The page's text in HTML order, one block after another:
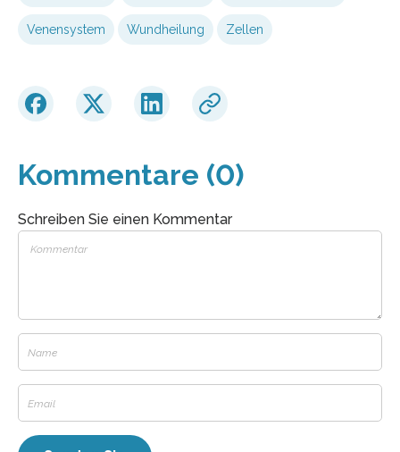
Venensystem Wundheilung Zellen
Kommentare (0)
Schreiben Sie einen Kommentar